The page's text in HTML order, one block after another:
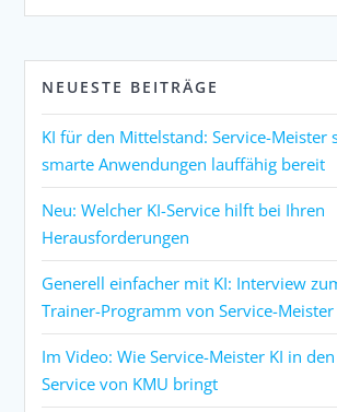
NEUESTE BEITRÄGE
KI für den Mittelstand: Service-Meister
smarte Anwendungen lauffähig bereit
Neu: Welcher KI-Service hilft bei Ihren
Herausforderungen
Generell einfacher mit KI: Interview
Trainer-Programm von Service-Meister
Im Video: Wie Service-Meister KI in
Service von KMU bringt